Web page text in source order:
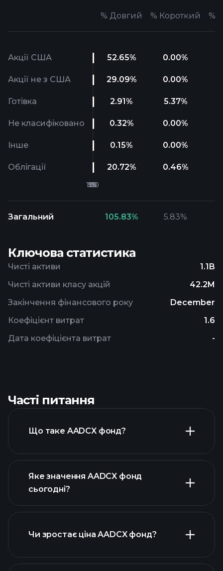
Ключова статистика
Чисті активи
1.1B
Чисті активи класу акцій
42.2M
Закінчення фінансового року
December
Коефіцієнт витрат
1.6
Дата коефіцієнта витрат
-
% Довгий % Короткий %
Акції США 52.65% 0.00%
Акції не з США 29.09% 0.00%
Готівка 2.91% 5.37%
Не класифіковано 0.32% 0.00%
Інше 0.15% 0.00%
Облігації 20.72% 0.46%
Загальний 105.83% 5.83%
Часті питання
Що таке AADCX фонд?
Яке значення AADCX фонд
сьогодні?
розширеній
Чи зростає ціна AADCX фонд?